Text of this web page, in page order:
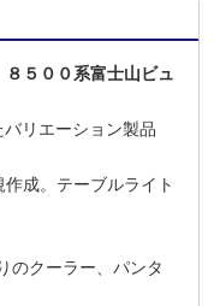
５００系富士山ビュ
リエーション製品
成。テーブルライト
のクーラー、パンタ